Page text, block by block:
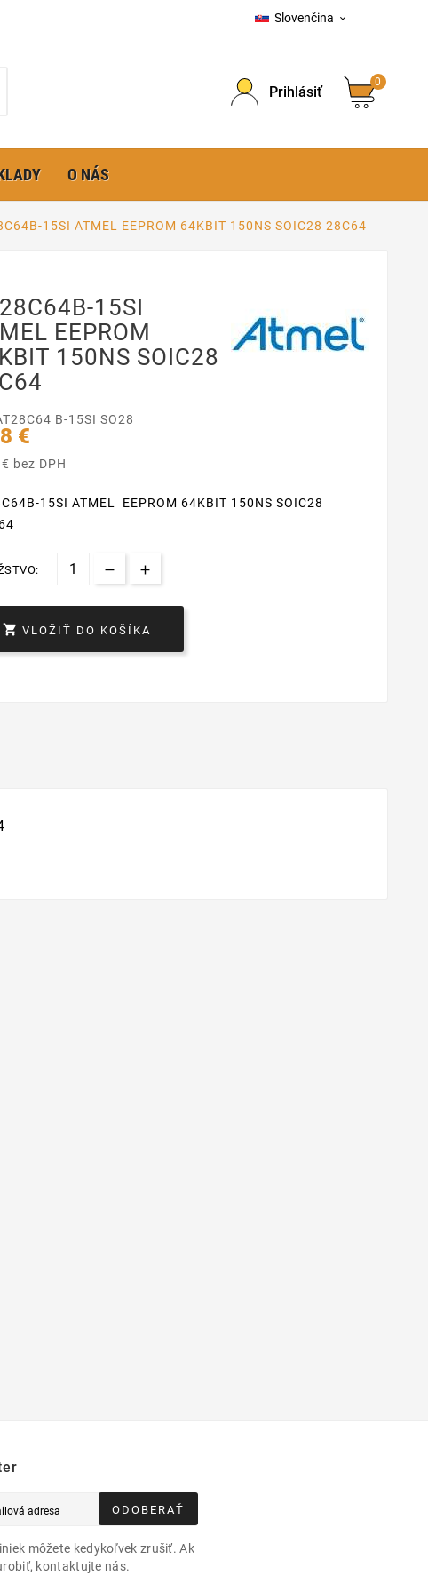
Slovenčina 
Prihlásiť
0
O NÁS
15SI ATMEL EEPROM 64KBIT 150NS SOIC28 28C64
15SI
EEPROM
150NS SOIC28
B-15SI SO28
€
bez DPH
15SI ATMEL EEPROM 64KBIT 150NS SOIC28
 VLOŽIŤ DO KOŠÍKA
ODOBERAŤ
môžete kedykoľvek zrušiť. Ak
kontaktujte nás.